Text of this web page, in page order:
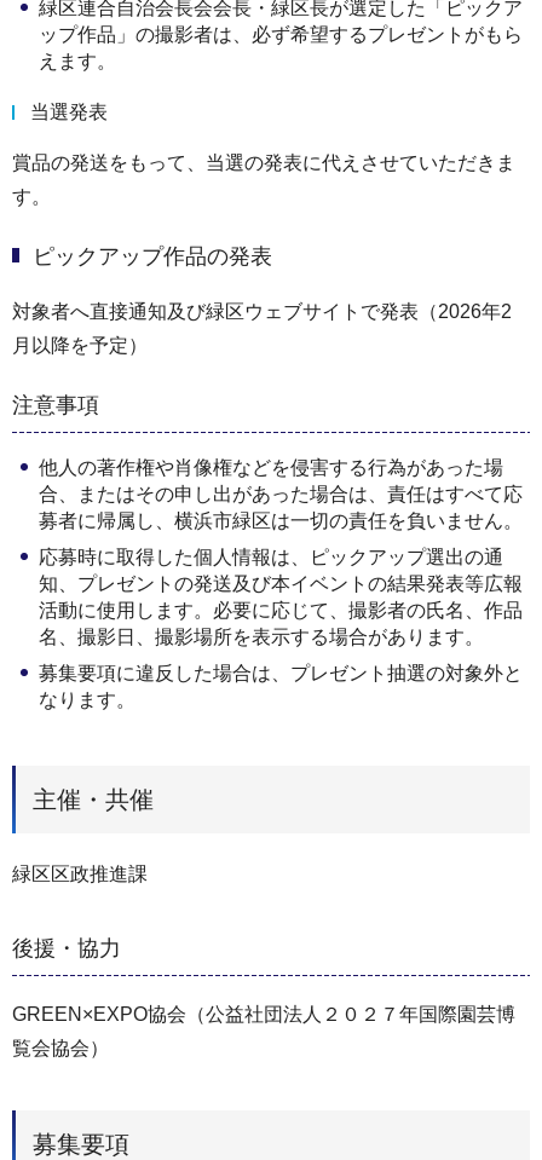
緑区連合自治会長会会長・緑区長が選定した「ピックア
ップ作品」の撮影者は、必ず希望するプレゼントがもら
えます。
当選発表
賞品の発送をもって、当選の発表に代えさせていただきま
す。
ピックアップ作品の発表
対象者へ直接通知及び緑区ウェブサイトで発表（2026年2
月以降を予定）
注意事項
他人の著作権や肖像権などを侵害する行為があった場
合、またはその申し出があった場合は、責任はすべて応
募者に帰属し、横浜市緑区は一切の責任を負いません。
応募時に取得した個人情報は、ピックアップ選出の通
知、プレゼントの発送及び本イベントの結果発表等広報
活動に使用します。必要に応じて、撮影者の氏名、作品
名、撮影日、撮影場所を表示する場合があります。
募集要項に違反した場合は、プレゼント抽選の対象外と
なります。
主催・共催
緑区区政推進課
後援・協力
GREEN×EXPO協会（公益社団法人２０２７年国際園芸博
覧会協会）
募集要項